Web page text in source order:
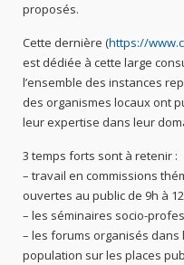
proposés.
Cette dernière (https://
est dédiée à cette large
l’ensemble des instances
des organismes locaux ont
leur expertise dans leur
3 temps forts sont à retenir :
– travail en commissions
ouvertes au public de 9h à
– les séminaires socio-
– les forums organisés dans
population sur les places